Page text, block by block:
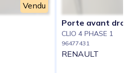
Vendu
Porte avant droit
CLIO 4 PHASE 1
96477431
RENAULT